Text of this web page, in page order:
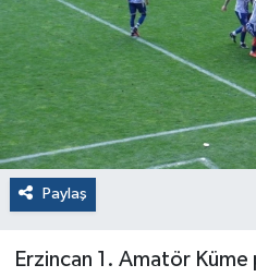
Paylaş
Erzincan 1. Amatör Küme